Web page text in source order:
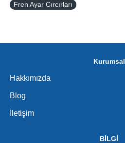
Fren Ayar Cırcırları
Kurumsal
Hakkımızda
Blog
İletişim
BİLGİ